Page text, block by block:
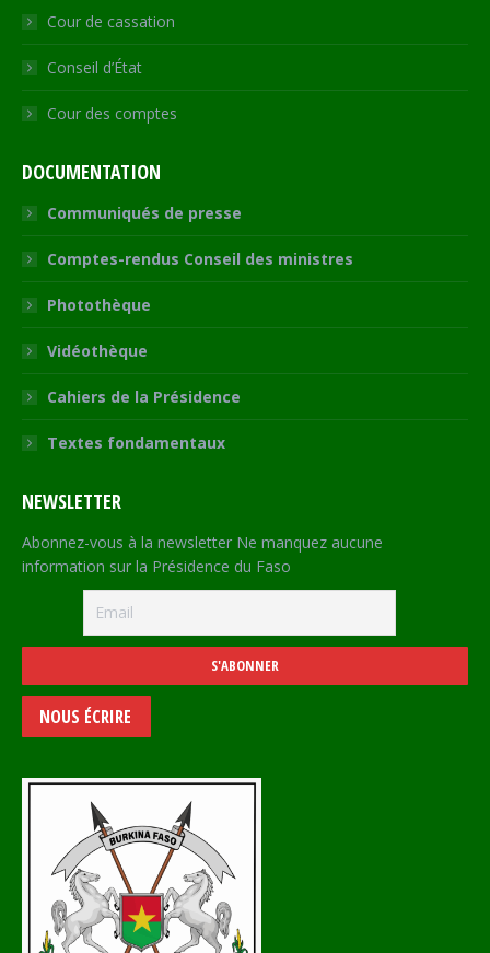
Cour de cassation
Conseil d’État
Cour des comptes
DOCUMENTATION
Communiqués de presse
Comptes-rendus Conseil des ministres
Photothèque
Vidéothèque
Cahiers de la Présidence
Textes fondamentaux
NEWSLETTER
Abonnez-vous à la newsletter Ne manquez aucune
information sur la Présidence du Faso
NOUS ÉCRIRE